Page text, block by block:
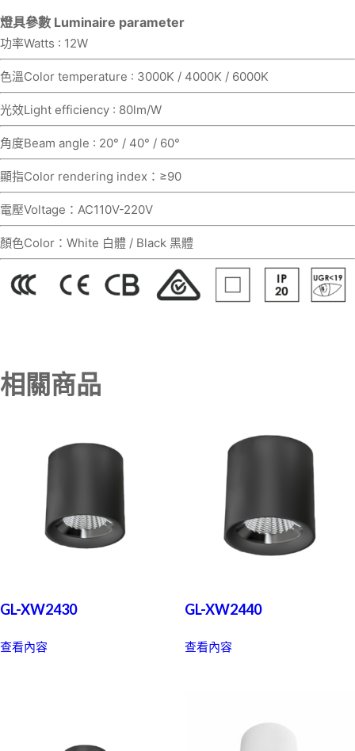
燈具參數 Luminaire parameter
功率Watts : 12W
色溫Color temperature : 3000K / 4000K / 6000K
光效Light efficiency : 80lm/W
角度Beam angle : 20° / 40° / 60°
顯指Color rendering index：≥90
電壓Voltage：AC110V-220V
顏色Color：White 白體 / Black 黑體
相關商品
GL-XW2430
查看內容
GL-XW2440
查看內容